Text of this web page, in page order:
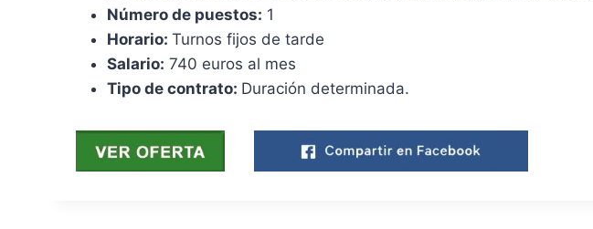
Número de puestos: 1
Horario: Turnos fijos de tarde
Salario: 740 euros al mes
Tipo de contrato: Duración determinada.